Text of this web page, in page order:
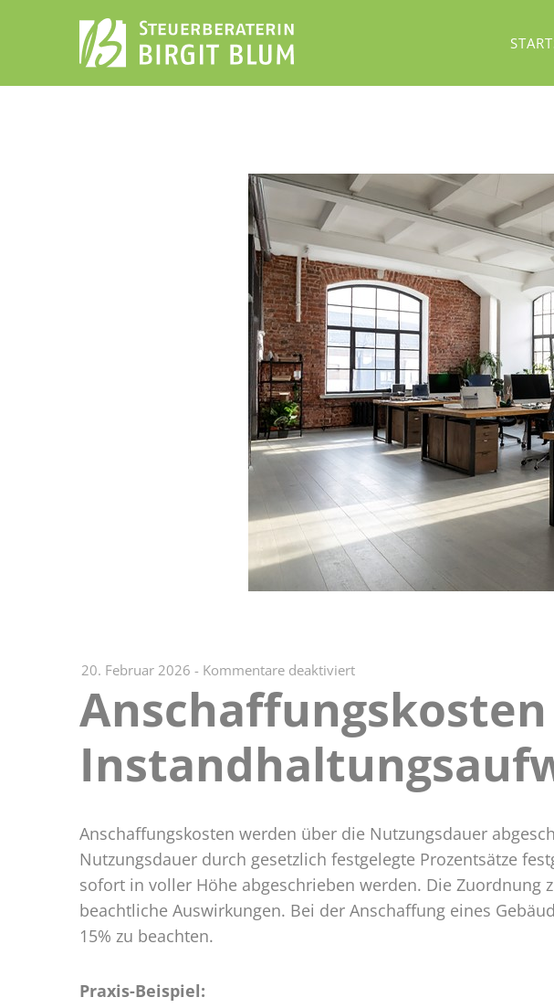
20. Februar 2026 - Kommentare deaktiviertfür
Anschaffungskosten
oder
Erhaltungs-
Instandhaltungsaufwendungen
Anschaffungskosten werden über die Nutzungsdauer
Nutzungsdauer durch gesetzlich festgelegte Prozentsätze
sofort in voller Höhe abgeschrieben werden. Die
beachtliche Auswirkungen. Bei der Anschaffung eines
15% zu beachten.
Praxis-Beispiel: